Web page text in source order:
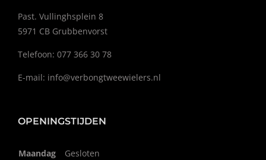
Past. Vullinghsplein 8
5971 CB Grubbenvorst
Telefoon: 077 366 30 78
E-mail: info@verbongtweewielers.nl
OPENINGSTIJDEN
Maandag
Gesloten